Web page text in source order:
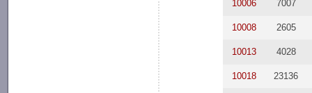
10006 7007
10008 2605
10013 4028
10018 23136